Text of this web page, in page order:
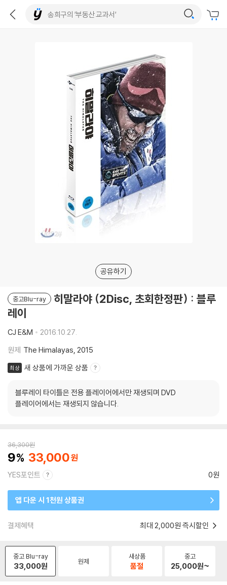
공유하기
중고Blu-ray
히말라야 (2Disc, 초회한정판) : 블루
레이
CJ E&M
2016.10.27.
원제 The Himalayas, 2015
최상 새 상품에 가까운 상품
블루레이 타이틀은 전용 플레이어에서만 재생되며 DVD
플레이어에서는 재생되지 않습니다.
36,300원
9 33,000
YES포인트 0원
앱 다운 시 1천원 상품권
결제혜택 최대 2,000원 즉시할인
중고 Blu-ray
33,000원 원제
새상품
품절
중고
25,000원~